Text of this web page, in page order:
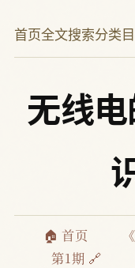
首页全文搜索分类
无线
🏠 首页
第1期 🔗